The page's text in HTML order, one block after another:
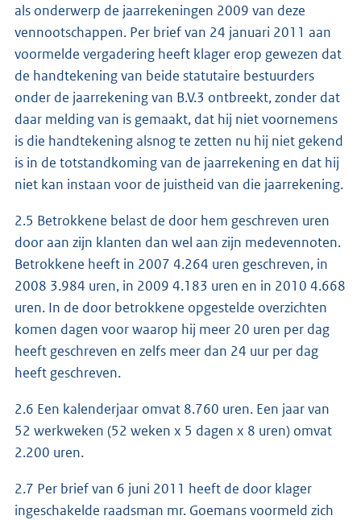
als onderwerp de jaarrekeningen 2009 van deze
vennootschappen. Per brief van 24 januari 2011 aan
voormelde vergadering heeft klager erop gewezen dat
de handtekening van beide statutaire bestuurders
onder de jaarrekening van B.V.3 ontbreekt, zonder dat
daar melding van is gemaakt, dat hij niet voornemens
is die handtekening alsnog te zetten nu hij niet gekend
is in de totstandkoming van de jaarrekening en dat hij
niet kan instaan voor de juistheid van die jaarrekening.
2.5 Betrokkene belast de door hem geschreven uren
door aan zijn klanten dan wel aan zijn medevennoten.
Betrokkene heeft in 2007 4.264 uren geschreven, in
2008 3.984 uren, in 2009 4.183 uren en in 2010 4.668
uren. In de door betrokkene opgestelde overzichten
komen dagen voor waarop hij meer 20 uren per dag
heeft geschreven en zelfs meer dan 24 uur per dag
heeft geschreven.
2.6 Een kalenderjaar omvat 8.760 uren. Een jaar van
52 werkweken (52 weken x 5 dagen x 8 uren) omvat
2.200 uren.
2.7 Per brief van 6 juni 2011 heeft de door klager
ingeschakelde raadsman mr. Goemans voormeld zich